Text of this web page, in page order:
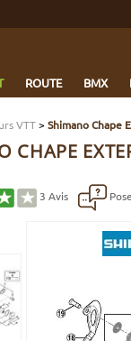
ROUTE BMX
VTT>Shimano Chape
CHAPE
3 Avis